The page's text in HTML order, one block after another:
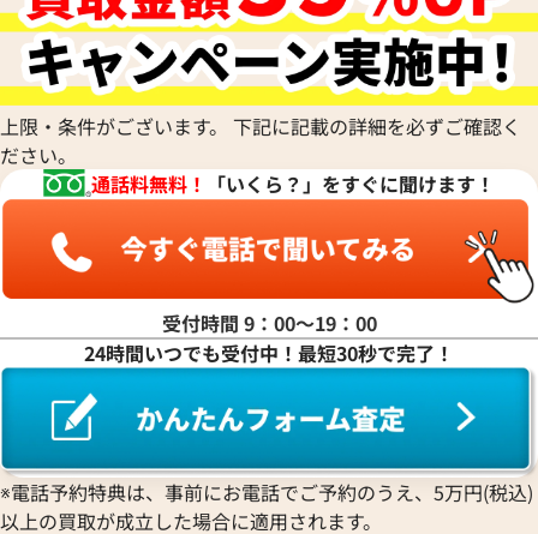
アルマン・ニコレ
WALTHAM
ウォルサム
HUBLOT
ウブロ
ETERNA
エテルナ
エドックス
EBERHARD
エベラール
エポス
Hermes
エルメス
OMEGA
CVSTOS
クストス
Chronoswiss
クロノスイス
GUCCI
グッチ
Graham
Grand Seiko
グランドセイコー
CORUM
コルム
Concord
コンコルド
ショパール
CHAUMET
ショーメ
Jacob & Co.
ジェイコブ
Gerald Genta
ジェラルド・ジェンタ
ジャガー・ルクルト
Jaquet Droz
Girard-Perregaux
ジラール・ペルゴ
Sinn
ストーヴァ
SEIKO
Dior
ディオール
Panerai
パネライ
Parmigiani Fleurier
パルミジャーニ・フルリエ
Piaget
ピアジェ
PIERRE KUNZ
ピエール・クンツ
FRANCK MULLER
ブシュロン
BREITLING
ブライトリング
Blancpain
ブランパン
BVLGARI
ブルガリ
リシャール・ミル
Louis Vuitton
ルイ・ヴィトン
Luminox
ルミノックス
Ressence
レッセンス
ROGER DUBUIS
ロジェ・デュブイ
ROLEX
ロレックス
ロンジン
上限・条件がございます。 下記に記載の詳細を必ずご確認く
ださい。
通話料無料！
「いくら？」をすぐに聞けます！
受付時間 9：00〜19：00
24時間いつでも受付中！最短30秒で完了！
※電話予約特典は、事前にお電話でご予約のうえ、5万円(税込)
以上の買取が成立した場合に適用されます。